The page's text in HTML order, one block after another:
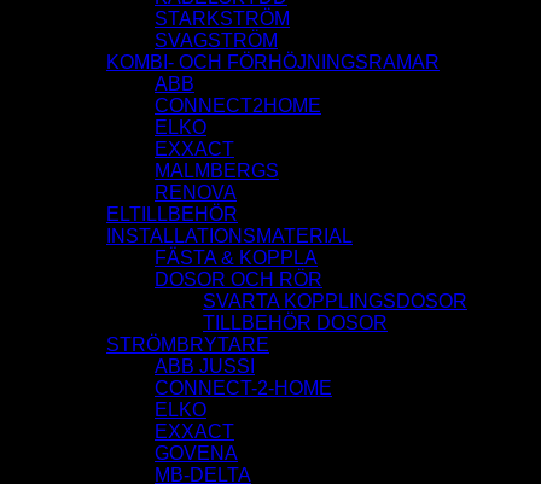
STARKSTRÖM
SVAGSTRÖM
KOMBI- OCH FÖRHÖJNINGSRAMAR
ABB
CONNECT2HOME
ELKO
EXXACT
MALMBERGS
RENOVA
ELTILLBEHÖR
INSTALLATIONSMATERIAL
FÄSTA & KOPPLA
DOSOR OCH RÖR
SVARTA KOPPLINGSDOSOR
TILLBEHÖR DOSOR
STRÖMBRYTARE
ABB JUSSI
CONNECT-2-HOME
ELKO
EXXACT
GOVENA
MB-DELTA